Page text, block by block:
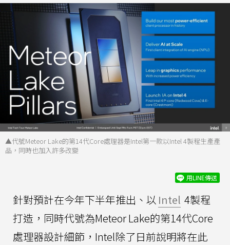
▲代號Meteor Lake的第14代Core處理器是Intel第一款以Intel 4製程生產產
品，同時也加入許多改變
用LINE傳送
針對預計在今年下半年推出、以 Intel 4製程
打造，同時代號為Meteor Lake的第14代Core
處理器設計細節，Intel除了日前說明將在此